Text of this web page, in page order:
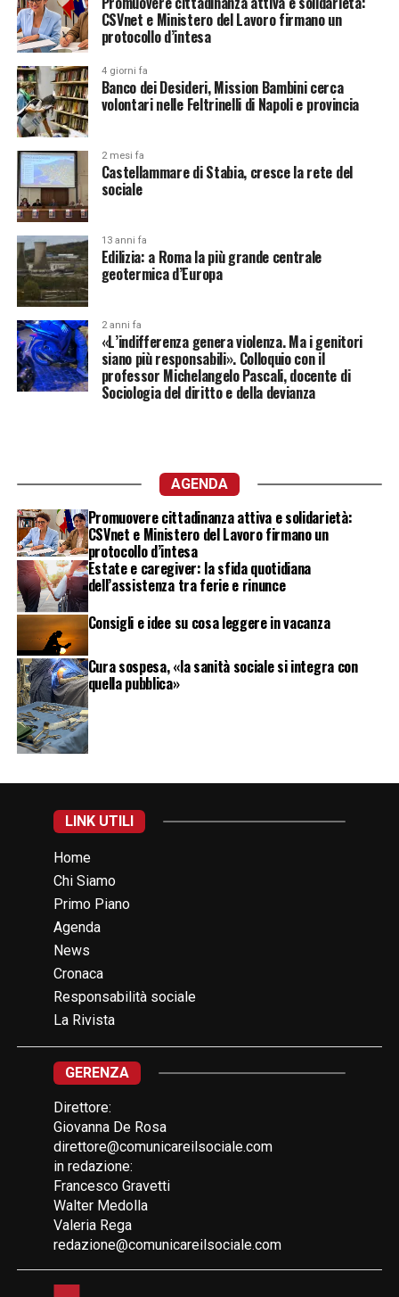
CSVnet e Ministero del Lavoro firmano un
protocollo d’intesa
4 giorni fa
Banco dei Desideri, Mission Bambini cerca
volontari nelle Feltrinelli di Napoli e provincia
2 mesi fa
Castellammare di Stabia, cresce la rete del
sociale
13 anni fa
Edilizia: a Roma la più grande centrale
geotermica d’Europa
2 anni fa
«L’indifferenza genera violenza. Ma i genitori
siano più responsabili». Colloquio con il
professor Michelangelo Pascali, docente di
Sociologia del diritto e della devianza
AGENDA
Promuovere cittadinanza attiva e solidarietà:
CSVnet e Ministero del Lavoro firmano un
protocollo d’intesa
Estate e caregiver: la sfida quotidiana
dell’assistenza tra ferie e rinunce
Consigli e idee su cosa leggere in vacanza
Cura sospesa, «la sanità sociale si integra con
quella pubblica»
LINK UTILI
Home
Chi Siamo
Primo Piano
Agenda
News
Cronaca
Responsabilità sociale
La Rivista
GERENZA
Direttore:
Giovanna De Rosa
direttore@comunicareilsociale.com
in redazione:
Francesco Gravetti
Walter Medolla
Valeria Rega
redazione@comunicareilsociale.com